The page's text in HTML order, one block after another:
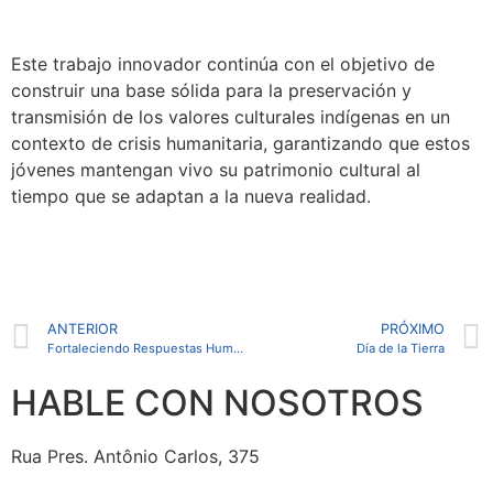
Este trabajo innovador continúa con el objetivo de
construir una base sólida para la preservación y
transmisión de los valores culturales indígenas en un
contexto de crisis humanitaria, garantizando que estos
jóvenes mantengan vivo su patrimonio cultural al
tiempo que se adaptan a la nueva realidad.
ANTERIOR
Fortaleciendo Respuestas Humanitarias y Construyendo Redes de Apoyo
PRÓXIMO
Día de la Tierra
HABLE CON NOSOTROS
Rua Pres. Antônio Carlos, 375